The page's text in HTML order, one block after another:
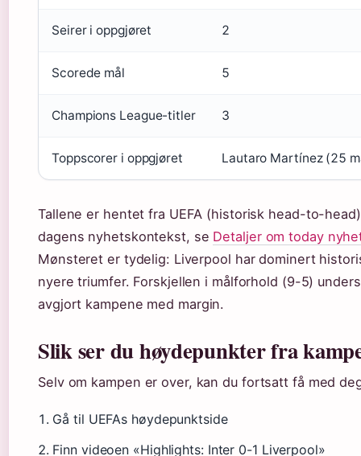
Seirer i oppgjøret 2
Scorede mål 5
Champions League-titler 3
Toppscorer i oppgjøret Lautaro Martínez (25
Tallene er hentet fra UEFA (historisk head-to-
dagens nyhetskontekst, se Detaljer om today
Mønsteret er tydelig: Liverpool har dominert
nyere triumfer. Forskjellen i målforhold (9-5)
avgjort kampene med margin.
Slik ser du høydepunkter fra
Selv om kampen er over, kan du fortsatt få med
Gå til UEFAs høydepunktside
Finn videoen «Highlights: Inter 0-1 Liverpool»